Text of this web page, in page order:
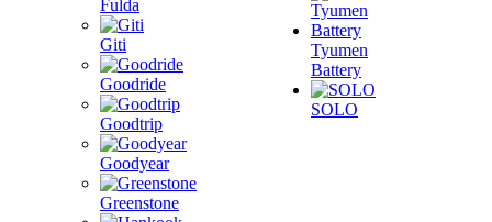
Fulda
Giti
Goodride
Goodtrip
Goodyear
Greenstone
Tyumen
Battery
SOLO